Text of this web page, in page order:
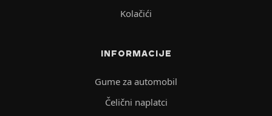
Kolačići
INFORMACIJE
Gume za automobil
Čelični naplatci